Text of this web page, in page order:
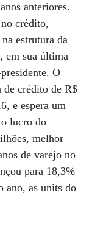
anteriores.
crédito,
estrutura da
em sua última
O
de crédito de R$
e espera um
o lucro do
melhor
de varejo no
para 18,3%
ano, as units do